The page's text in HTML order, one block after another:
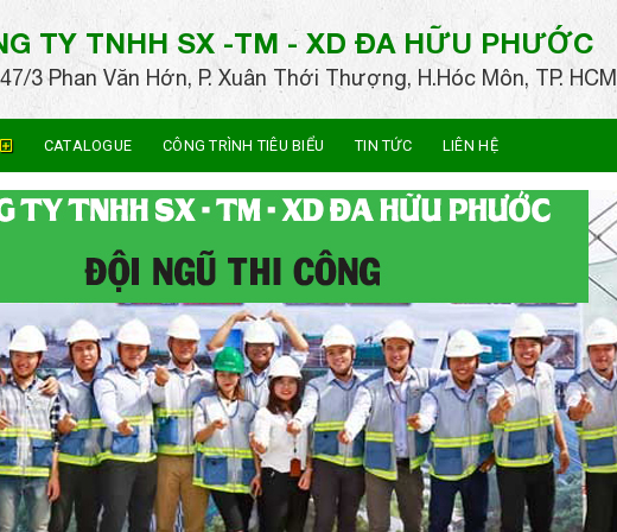
TY TNHH SX -TM - XD ĐA HỮU PHƯỚC
47/3 Phan Văn Hớn, P. Xuân Thới Thượng, H.Hóc Môn, TP. HCM
CATALOGUE CÔNG TRÌNH TIÊU BIỂU TIN TỨC LIÊN HỆ